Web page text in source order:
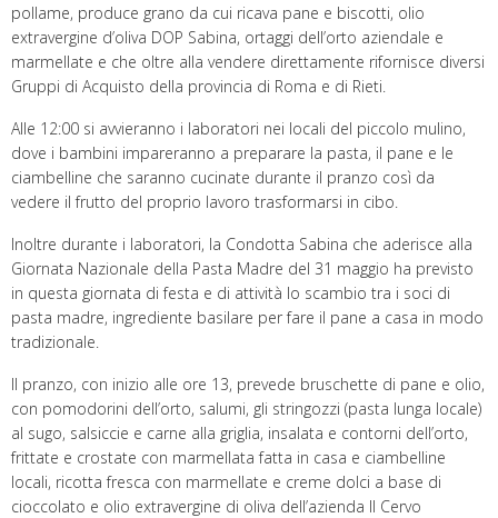
pollame, produce grano da cui ricava pane e biscotti, olio
extravergine d’oliva DOP Sabina, ortaggi dell’orto aziendale e
marmellate e che oltre alla vendere direttamente rifornisce diversi
Gruppi di Acquisto della provincia di Roma e di Rieti.
Alle 12:00 si avvieranno i laboratori nei locali del piccolo mulino,
dove i bambini impareranno a preparare la pasta, il pane e le
ciambelline che saranno cucinate durante il pranzo così da
vedere il frutto del proprio lavoro trasformarsi in cibo.
Inoltre durante i laboratori, la Condotta Sabina che aderisce alla
Giornata Nazionale della Pasta Madre del 31 maggio ha previsto
in questa giornata di festa e di attività lo scambio tra i soci di
pasta madre, ingrediente basilare per fare il pane a casa in modo
tradizionale.
Il pranzo, con inizio alle ore 13, prevede bruschette di pane e olio,
con pomodorini dell’orto, salumi, gli stringozzi (pasta lunga locale)
al sugo, salsiccie e carne alla griglia, insalata e contorni dell’orto,
frittate e crostate con marmellata fatta in casa e ciambelline
locali, ricotta fresca con marmellate e creme dolci a base di
cioccolato e olio extravergine di oliva dell’azienda Il Cervo